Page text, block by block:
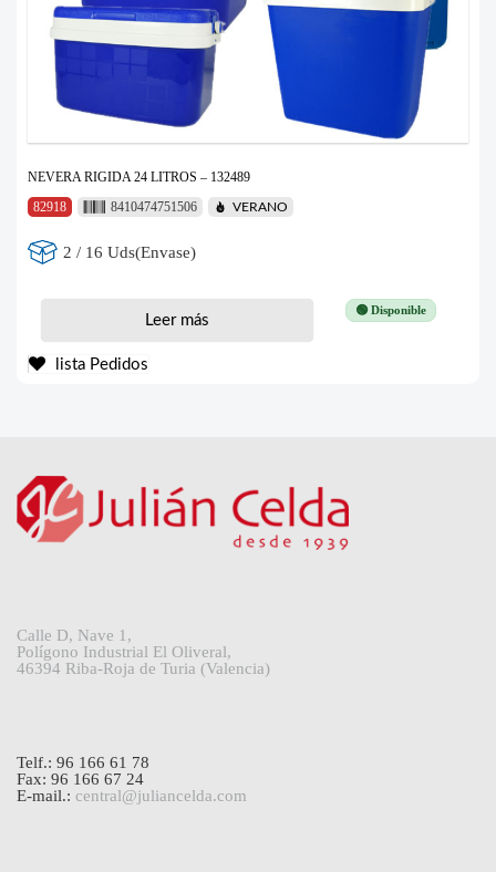
NEVERA RIGIDA 24 LITROS – 132489
82918
8410474751506 VERANO
2 / 16 Uds(Envase)
🟢 Disponible
Leer más
lista Pedidos
Calle D, Nave 1,
Polígono Industrial El Oliveral,
46394 Riba-Roja de Turia (Valencia)
Telf.: 96 166 61 78
Fax: 96 166 67 24
E-mail.: central@juliancelda.com